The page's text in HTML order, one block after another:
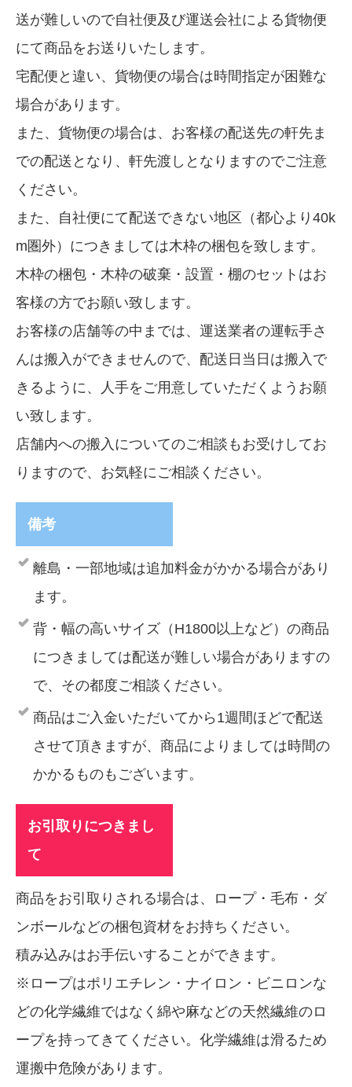
送が難しいので自社便及び運送会社による貨物便
にて商品をお送りいたします。
宅配便と違い、貨物便の場合は時間指定が困難な
場合があります。
また、貨物便の場合は、お客様の配送先の軒先ま
での配送となり、軒先渡しとなりますのでご注意
ください。
また、自社便にて配送できない地区（都心より40k
m圏外）につきましては木枠の梱包を致します。
木枠の梱包・木枠の破棄・設置・棚のセットはお
客様の方でお願い致します。
お客様の店舗等の中までは、運送業者の運転手さ
んは搬入ができませんので、配送日当日は搬入で
きるように、人手をご用意していただくようお願
い致します。
店舗内への搬入についてのご相談もお受けしてお
りますので、お気軽にご相談ください。
備考
離島・一部地域は追加料金がかかる場合があり
ます。
背・幅の高いサイズ（H1800以上など）の商品
につきましては配送が難しい場合がありますの
で、その都度ご相談ください。
商品はご入金いただいてから1週間ほどで配送
させて頂きますが、商品によりましては時間の
かかるものもございます。
お引取りにつきまし
て
商品をお引取りされる場合は、ロープ・毛布・ダ
ンボールなどの梱包資材をお持ちください。
積み込みはお手伝いすることができます。
※ロープはポリエチレン・ナイロン・ビニロンな
どの化学繊維ではなく綿や麻などの天然繊維のロ
ープを持ってきてください。化学繊維は滑るため
運搬中危険があります。